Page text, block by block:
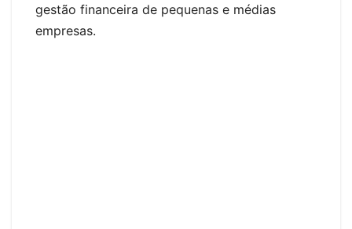
gestão financeira de pequenas e médias
empresas.